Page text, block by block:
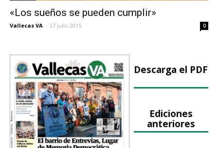
«Los sueños se pueden cumplir»
Vallecas VA - 27 julio 2015 0
Descarga el PDF
Ediciones
anteriores